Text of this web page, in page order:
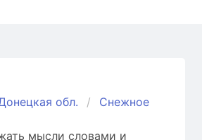
обл. Снежное
мысли словами и